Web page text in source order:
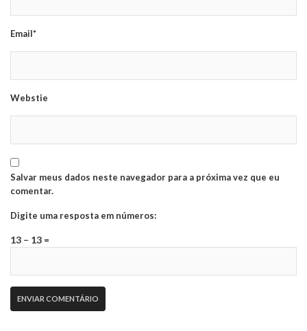
Email*
Webstie
Salvar meus dados neste navegador para a próxima vez que eu
comentar.
Digite uma resposta em números:
13 − 13 =